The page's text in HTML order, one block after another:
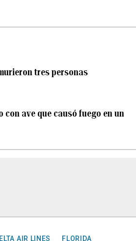
tres personas
ave que causó fuego en un
AIR LINES FLORIDA